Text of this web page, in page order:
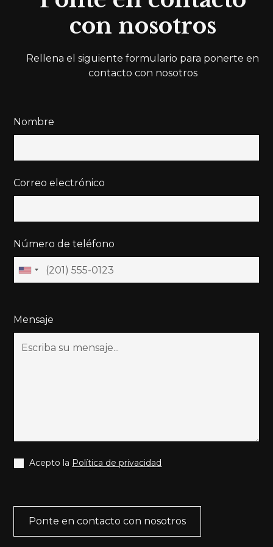
con nosotros
Rellena el siguiente formulario para ponerte en
contacto con nosotros
Nombre
Correo electrónico
Número de teléfono
Mensaje
Acepto la Política de privacidad